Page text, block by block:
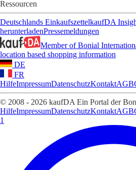
Ressourcen
Deutschlands EinkaufszettelkaufDA
herunterladenPressemeldungen
Member of Bonial
location based shopping information
DE
FR
HilfeImpressumDatenschutzKontaktAGB
© 2008 - 2026 kaufDA Ein Portal der
HilfeImpressumDatenschutzKontaktAGB
1